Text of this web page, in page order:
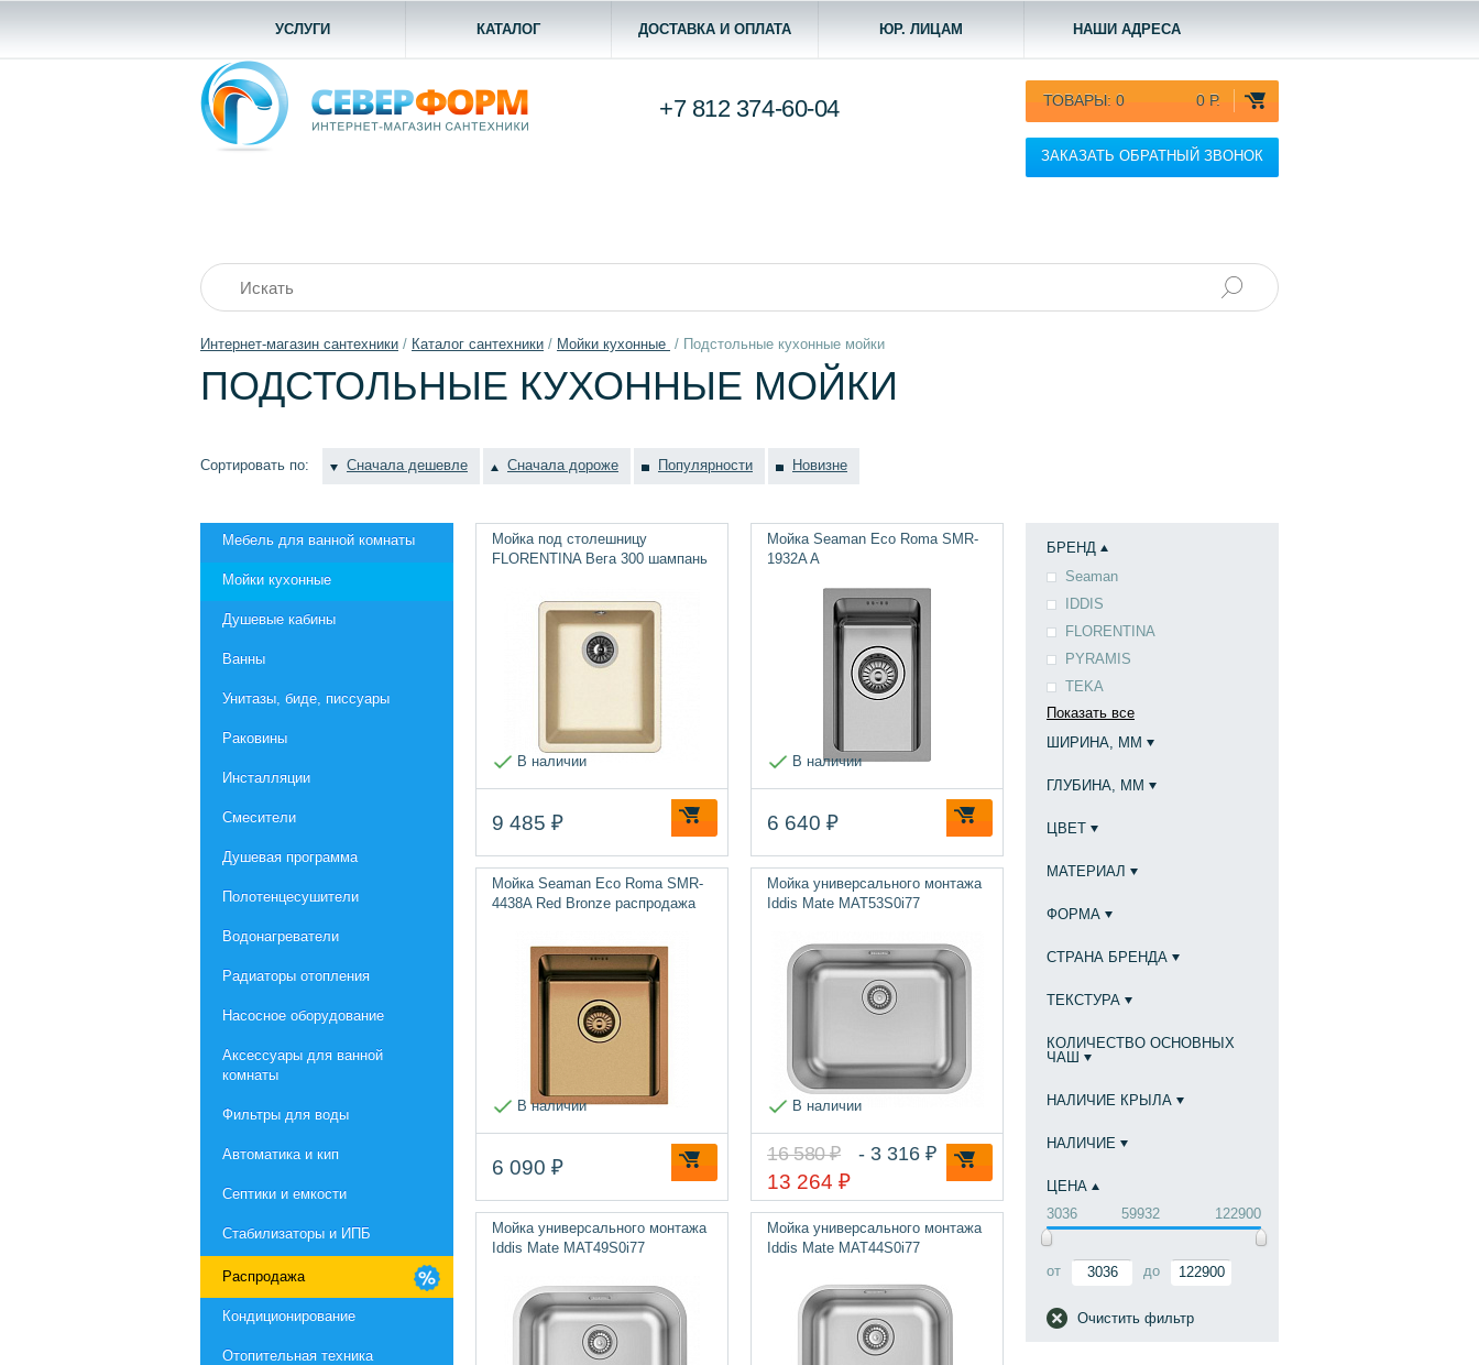
УСЛУГИ КАТАЛОГ ДОСТАВКА И ОПЛАТА ЮР. ЛИЦАМ НАШИ АДРЕСА
ТОВАРЫ: 0 0 Р.
ЗАКАЗАТЬ ОБРАТНЫЙ ЗВОНОК
+7 812 374-60-04
Интернет-магазин сантехники / Каталог сантехники / Мойки кухонные / Подстольные кухонные мойки
ПОДСТОЛЬНЫЕ КУХОННЫЕ МОЙКИ
Сортировать по: Сначала дешевле Сначала дороже Популярности Новизне
Мебель для ванной комнаты
Мойки кухонные
Душевые кабины
Ванны
Унитазы, биде, писсуары
Раковины
Инсталляции
Смесители
Душевая программа
Полотенцесушители
Водонагреватели
Радиаторы отопления
Насосное оборудование
Aксессуары для ванной
комнаты
Фильтры для воды
Автоматика и кип
Септики и емкости
Стабилизаторы и ИПБ
Распродажа
Кондиционирование
Отопительная техника
БРЕНД
Seaman
IDDIS
FLORENTINA
PYRAMIS
TEKA
Показать все
ШИРИНА, ММ
ГЛУБИНА, ММ
ЦВЕТ
МАТЕРИАЛ
ФОРМА
СТРАНА БРЕНДА
ТЕКСТУРА
КОЛИЧЕСТВО ОСНОВНЫХ
ЧАШ
НАЛИЧИЕ КРЫЛА
НАЛИЧИЕ
ЦЕНА
3036
59932 122900
от до
Очистить фильтр
Мойка под столешницу
FLORENTINA Вега 300 шампань
В наличии
9 485 ₽
Мойка Seaman Eco Roma SMR-
1932A A
В наличии
6 640 ₽
Мойка Seaman Eco Roma SMR-
4438A Red Bronze распродажа
В наличии
6 090 ₽
Мойка универсального монтажа
Iddis Mate MAT53S0i77
В наличии
16 580 ₽ - 3 316 ₽
13 264 ₽
Мойка универсального монтажа
Iddis Mate MAT49S0i77
Мойка универсального монтажа
Iddis Mate MAT44S0i77